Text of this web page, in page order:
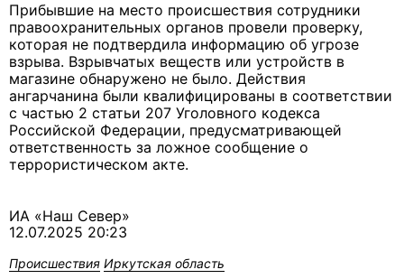
Прибывшие на место происшествия сотрудники
правоохранительных органов провели проверку,
которая не подтвердила информацию об угрозе
взрыва. Взрывчатых веществ или устройств в
магазине обнаружено не было. Действия
ангарчанина были квалифицированы в соответствии
с частью 2 статьи 207 Уголовного кодекса
Российской Федерации, предусматривающей
ответственность за ложное сообщение о
террористическом акте.
ИА «Наш Север»
12.07.2025 20:23
Происшествия Иркутская область